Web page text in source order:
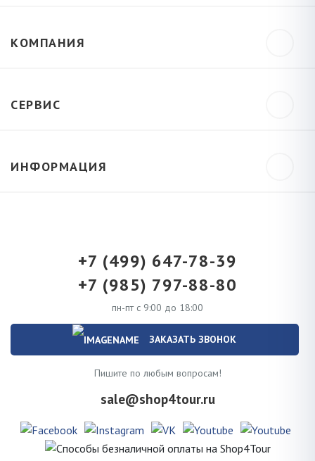
КОМПАНИЯ
СЕРВИС
ИНФОРМАЦИЯ
+7 (499) 647-78-39
+7 (985) 797-88-80
пн-пт с 9:00 до 18:00
ЗАКАЗАТЬ ЗВОНОК
Пишите по любым вопросам!
sale@shop4tour.ru